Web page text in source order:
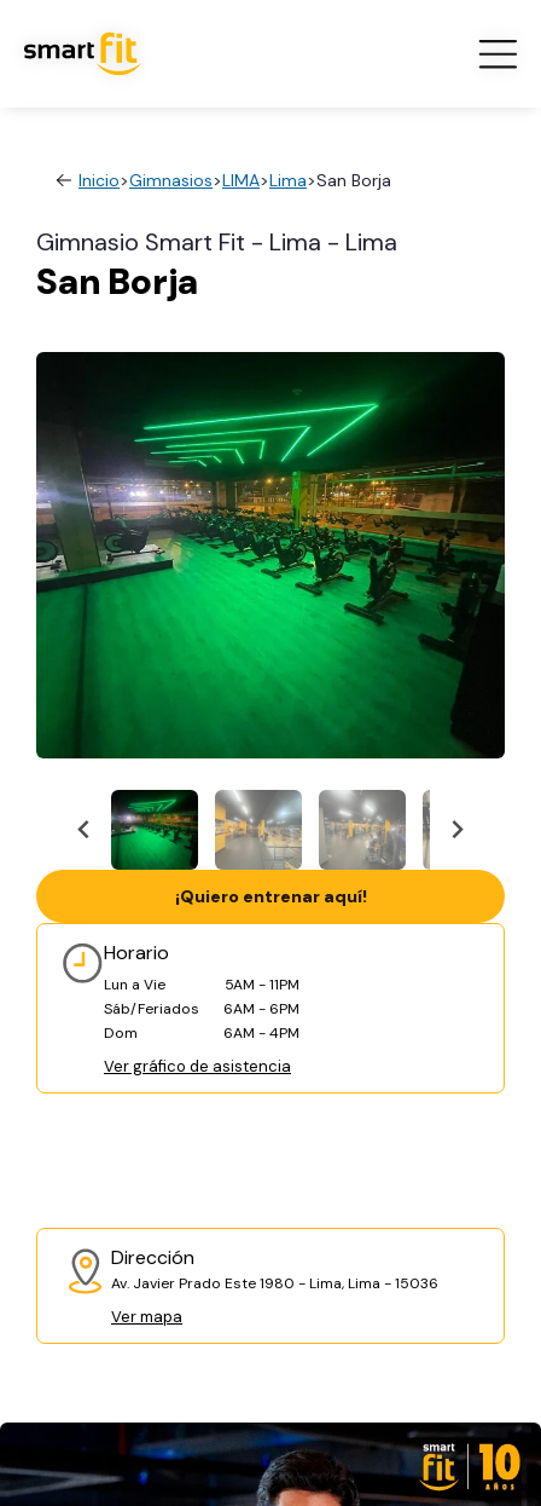
Inicio>Gimnasios>LIMA>Lima>San Borja
Gimnasio Smart Fit - Lima - Lima
San Borja
Horario
Lun a Vie
5AM - 11PM
Sáb/Feriados
6AM - 6PM
Dom
6AM - 4PM
Ver gráfico de asistencia
Dirección
Av. Javier Prado Este 1980 - Lima, Lima - 15036
Ver mapa
¡Quiero entrenar aquí!